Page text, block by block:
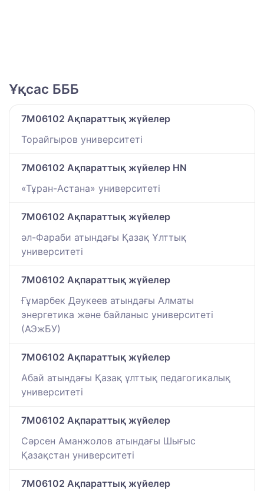
Ұқсас БББ
7M06102 Ақпараттық жүйелер
Торайгыров университеті
7M06102 Ақпараттық жүйелер HN
«Тұран-Астана» университеті
7M06102 Ақпараттық жүйелер
әл-Фараби атындағы Қазақ Ұлттық
университеті
7M06102 Ақпараттық жүйелер
Ғұмарбек Дәукеев атындағы Алматы
энергетика және байланыс университеті
(АЭжБУ)
7M06102 Ақпараттық жүйелер
Абай атындағы Қазақ ұлттық педагогикалық
университеті
7M06102 Ақпараттық жүйелер
Сәрсен Аманжолов атындағы Шығыс
Қазақстан университеті
7M06102 Ақпараттық жүйелер